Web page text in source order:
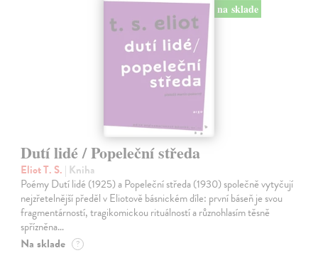
na sklade
Dutí lidé / Popeleční středa
Eliot T. S. | Kniha
Poémy Dutí lidé (1925) a Popeleční středa (1930) společně vytyčují
nejzřetelnější předěl v Eliotově básnickém díle: první báseň je svou
fragmentárností, tragikomickou rituálností a různohlasím těsně
spřízněna…
Na sklade ?